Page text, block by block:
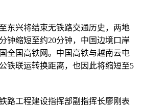
东兴将结束无铁路交通历史，两地
钟缩短至约20分钟，中国边境口岸
全国高铁网。中国高铁与越南云屯
铁联运转换距离，也因此将缩短至5
路工程建设指挥部副指挥长廖刚表